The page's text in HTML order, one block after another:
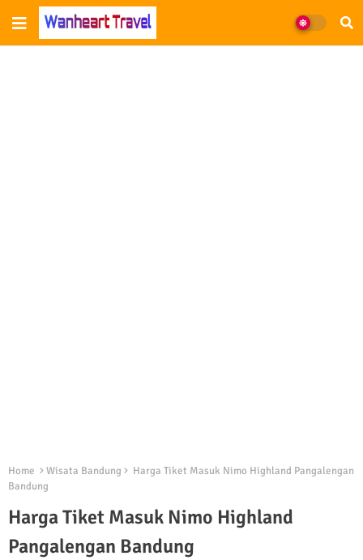
Home Wisata Bandung
Harga Tiket Masuk Nimo Highland Pangalengan
Bandung
Harga Tiket Masuk Nimo Highland
Pangalengan Bandung